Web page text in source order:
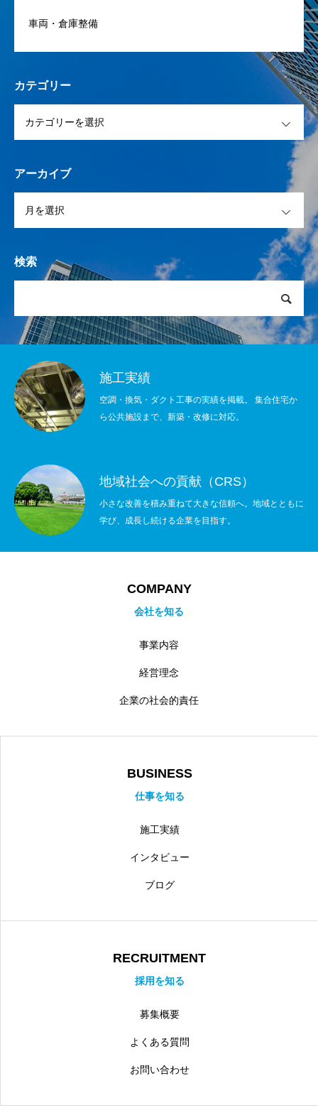
車両・倉庫整備
カテゴリー
アーカイブ
検索
施工実績
空調・換気・ダクト工事の実績を掲載。 集合住宅か
ら公共施設まで、新築・改修に対応。
地域社会への貢献（CRS）
小さな改善を積み重ねて大きな信頼へ。地域とともに
学び、成長し続ける企業を目指す。
COMPANY
会社を知る
事業内容
経営理念
企業の社会的責任
BUSINESS
仕事を知る
施工実績
インタビュー
ブログ
RECRUITMENT
採用を知る
募集概要
よくある質問
お問い合わせ